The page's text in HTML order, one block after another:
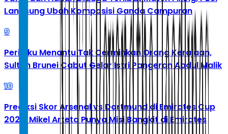
Langsung Ubah Komposisi Ganda Campuran
9
Perilaku Menantu Tak Cerminkan Orang Kerajaan,
Sultan Brunei Cabut Gelar Istri Pangeran Abdul Malik
10
Prediksi Skor Arsenal vs Dortmund di Emirates Cup
2026: Mikel Arteta Punya Misi Bangkit di Emirates